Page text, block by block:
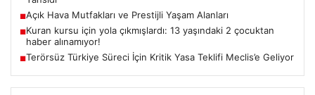
■Açık Hava Mutfakları ve Prestijli Yaşam Alanları
■Kuran kursu için yola çıkmışlardı: 13 yaşındaki 2 çocuktan
haber alınamıyor!
■Terörsüz Türkiye Süreci İçin Kritik Yasa Teklifi Meclis’e Geliyor